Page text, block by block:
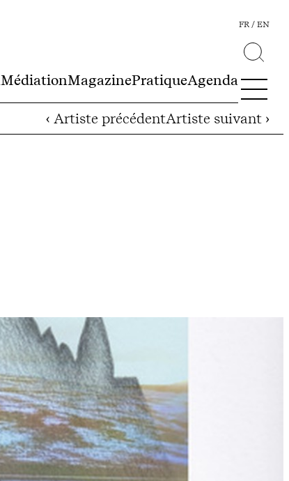
MédiationMagazinePratiqueAgenda
FR EN
‹ Artiste précédentArtiste suivant ›